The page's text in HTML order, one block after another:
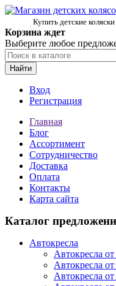
Купить детские
Корзина ждет
Выберите любое
Найти
Вход
Регистрация
Главная
Блог
Ассортимент
Сотрудничество
Доставка
Оплата
Контакты
Карта сайта
Каталог
Автокресла
Автокресла
Автокресла
Автокресла